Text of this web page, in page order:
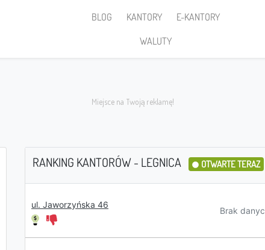
BLOG KANTORY
E-KANTORY
WALUTY
Sprzedaję
RANKING KANTORÓW - LEGNICA OTWARTE TERAZ
ul. Jaworzyńska 46
Brak